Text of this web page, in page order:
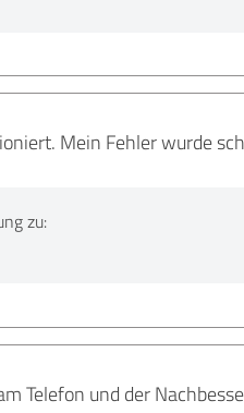
Mein Fehler wurde
zu:
Telefon und der